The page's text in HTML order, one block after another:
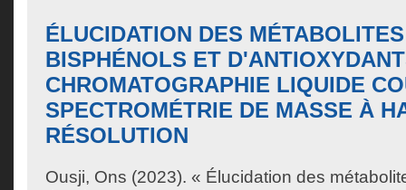
ÉLUCIDATION DES
BISPHÉNOLS ET
CHROMATOGRAPHIE LIQUIDE
SPECTROMÉTRIE DE MASSE À
RÉSOLUTION
Ousji, Ons (2023). « Élucidation des